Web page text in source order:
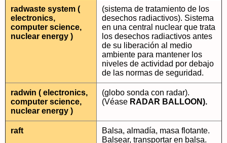
radwaste system (
electronics,
computer science,
nuclear energy )
(sistema de tratamiento de los
desechos radiactivos). Sistema
en una central nuclear que trata
los desechos radiactivos antes
de su liberación al medio
ambiente para mantener los
niveles de actividad por debajo
de las normas de seguridad.
radwin ( electronics,
computer science,
nuclear energy )
(globo sonda con radar).
(Véase RADAR BALLOON).
raft
Balsa, almadía, masa flotante.
Balsear, transportar en balsa.